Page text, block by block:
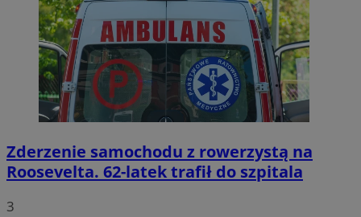
Zderzenie samochodu z rowerzystą na
Roosevelta. 62-latek trafił do szpitala
3